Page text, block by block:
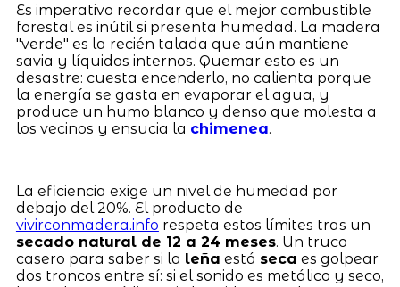
Es imperativo recordar que el mejor combustible
forestal es inútil si presenta humedad. La madera
"verde" es la recién talada que aún mantiene
savia y líquidos internos. Quemar esto es un
desastre: cuesta encenderlo, no calienta porque
la energía se gasta en evaporar el agua, y
produce un humo blanco y denso que molesta a
los vecinos y ensucia la chimenea.
La eficiencia exige un nivel de humedad por
debajo del 20%. El producto de
vivirconmadera.info respeta estos límites tras un
secado natural de 12 a 24 meses. Un truco
casero para saber si la leña está seca es golpear
dos troncos entre sí: si el sonido es metálico y seco,